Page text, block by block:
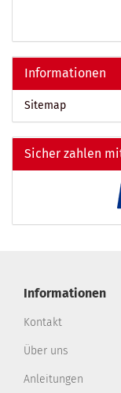
EIN.
Informationen
Sitemap
Sicher zahlen
Informationen
Kontakt
Über uns
Anleitungen